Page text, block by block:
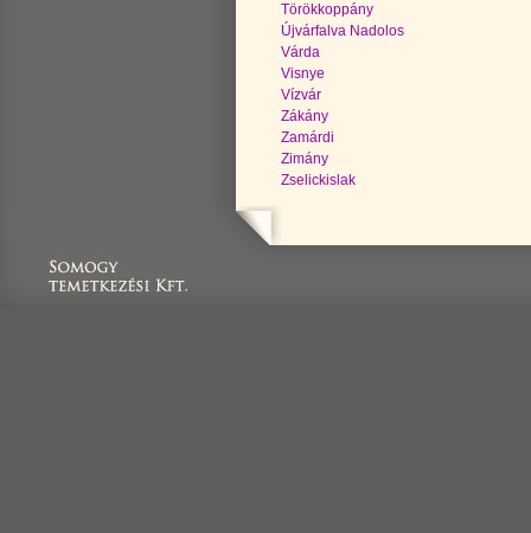
Törökkoppány
Újvárfalva Nadolos
Várda
Visnye
Vízvár
Zákány
Zamárdi
Zimány
Zselickislak